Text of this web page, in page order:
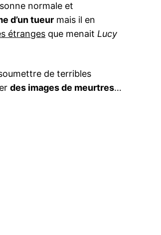
normale et
d’un tueur mais il en
étranges que menait Lucy
de terribles
des images de meurtres…